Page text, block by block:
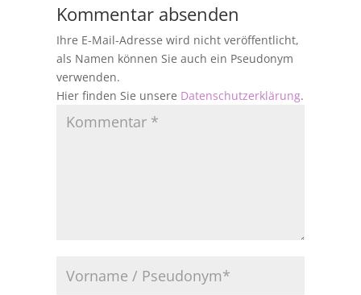
Kommentar absenden
Ihre E-Mail-Adresse wird nicht veröffentlicht,
als Namen können Sie auch ein Pseudonym
verwenden.
Hier finden Sie unsere Datenschutzerklärung.